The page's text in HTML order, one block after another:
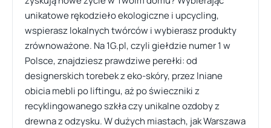
unikatowe rękodzieło ekologiczne i upcycling,
wspierasz lokalnych twórców i wybierasz produkty
zrównoważone. Na 1G.pl, czyli giełdzie numer 1 w
Polsce, znajdziesz prawdziwe perełki: od
designerskich torebek z eko-skóry, przez lniane
obicia mebli po liftingu, aż po świeczniki z
recyklingowanego szkła czy unikalne ozdoby z
drewna z odzysku. W dużych miastach, jak Warszawa